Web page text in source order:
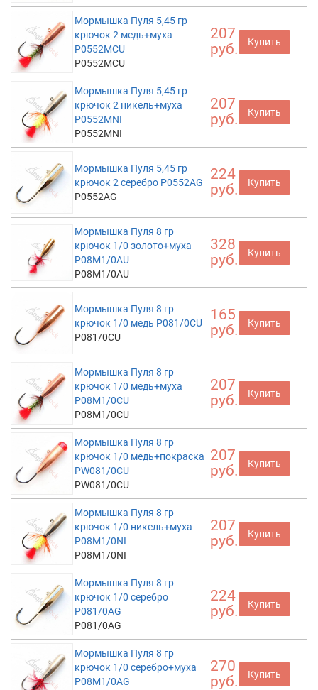
Мормышка Пуля 5,45 гр
крючок 2 медь+муха
P0552MCU
P0552MCU
207
руб.
Купить
Мормышка Пуля 5,45 гр
крючок 2 никель+муха
P0552MNI
P0552MNI
207
руб.
Купить
Мормышка Пуля 5,45 гр
крючок 2 серебро P0552AG
P0552AG
224
руб.
Купить
Мормышка Пуля 8 гр
крючок 1/0 золото+муха
P08M1/0AU
P08M1/0AU
328
руб.
Купить
Мормышка Пуля 8 гр
крючок 1/0 медь P081/0CU
P081/0CU
165
руб.
Купить
Мормышка Пуля 8 гр
крючок 1/0 медь+муха
P08M1/0СU
P08M1/0СU
207
руб.
Купить
Мормышка Пуля 8 гр
крючок 1/0 медь+покраска
PW081/0CU
PW081/0CU
207
руб.
Купить
Мормышка Пуля 8 гр
крючок 1/0 никель+муха
P08M1/0NI
P08M1/0NI
207
руб.
Купить
Мормышка Пуля 8 гр
крючок 1/0 серебро
P081/0AG
P081/0AG
224
руб.
Купить
Мормышка Пуля 8 гр
крючок 1/0 серебро+муха
P08M1/0AG
270
руб.
Купить